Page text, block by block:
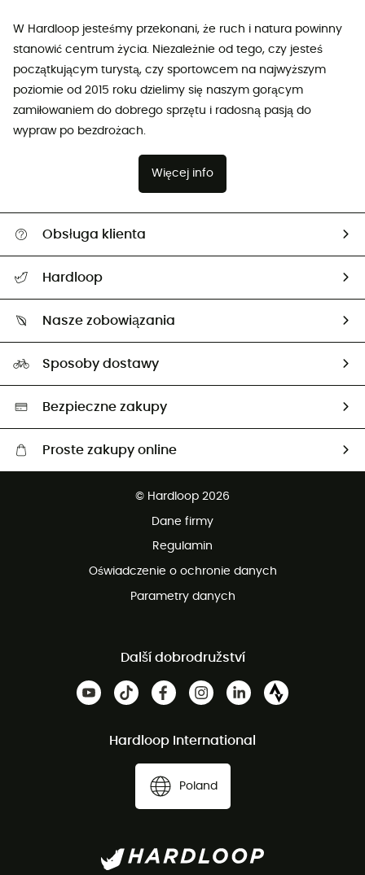
W Hardloop jesteśmy przekonani, że ruch i natura powinny
stanowić centrum życia. Niezależnie od tego, czy jesteś
początkującym turystą, czy sportowcem na najwyższym
poziomie od 2015 roku dzielimy się naszym gorącym
zamiłowaniem do dobrego sprzętu i radosną pasją do
wypraw po bezdrożach.
Więcej info
Obsługa klienta
Śledzenie przesyłki
Zwrot artykułów i zwrot środków
Hardloop
Nasze zobowiązania
Neutralność węglowa
Wybrane produkty eko
Sposoby dostawy
Bezpieczne zakupy
Proste zakupy online
© Hardloop 2026
Dane firmy
Regulamin
Oświadczenie o ochronie danych
Parametry danych
Další dobrodružství
Hardloop International
Poland